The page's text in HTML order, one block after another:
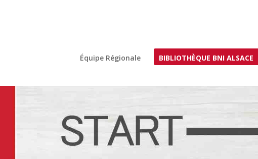
Équipe Régionale BIBLIOTHÈQUE BNI ALSACE